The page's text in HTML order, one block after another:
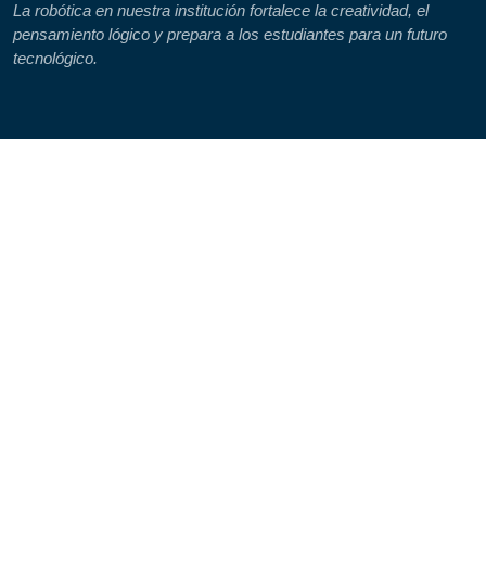
La robótica en nuestra institución fortalece la creatividad, el
pensamiento lógico y prepara a los estudiantes para un futuro
tecnológico.